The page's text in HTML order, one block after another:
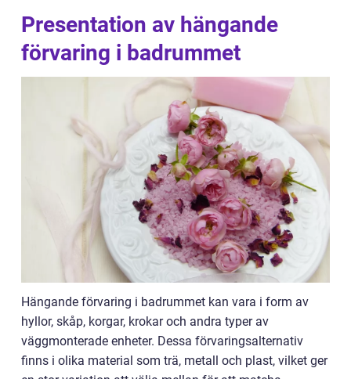
Presentation av hängande
förvaring i badrummet
Hängande förvaring i badrummet kan vara i form av
hyllor, skåp, korgar, krokar och andra typer av
väggmonterade enheter. Dessa förvaringsalternativ
finns i olika material som trä, metall och plast, vilket ger